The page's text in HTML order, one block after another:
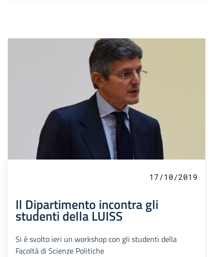
17/10/2019
Il Dipartimento incontra gli
studenti della LUISS
Si è svolto ieri un workshop con gli studenti della
Facoltà di Scienze Politiche